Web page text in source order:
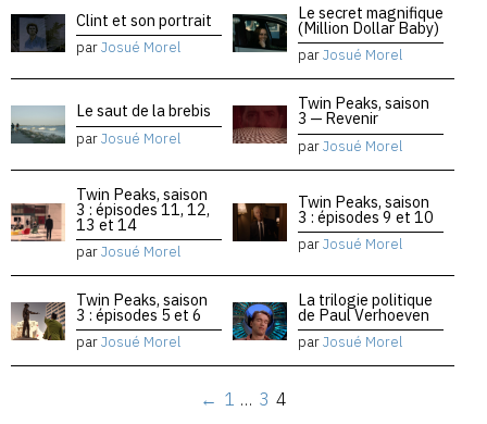
Clint et son portrait
parJosué Morel
Le secret magnifique
(Million Dollar Baby)
parJosué Morel
Le saut de la brebis
parJosué Morel
Twin Peaks, saison
3 — Revenir
parJosué Morel
Twin Peaks, saison
3 : épisodes 11, 12,
13 et 14
parJosué Morel
Twin Peaks, saison
3 : épisodes 9 et 10
parJosué Morel
Twin Peaks, saison
3 : épisodes 5 et 6
parJosué Morel
La trilogie politique
de Paul Verhoeven
parJosué Morel
← 1 … 3 4